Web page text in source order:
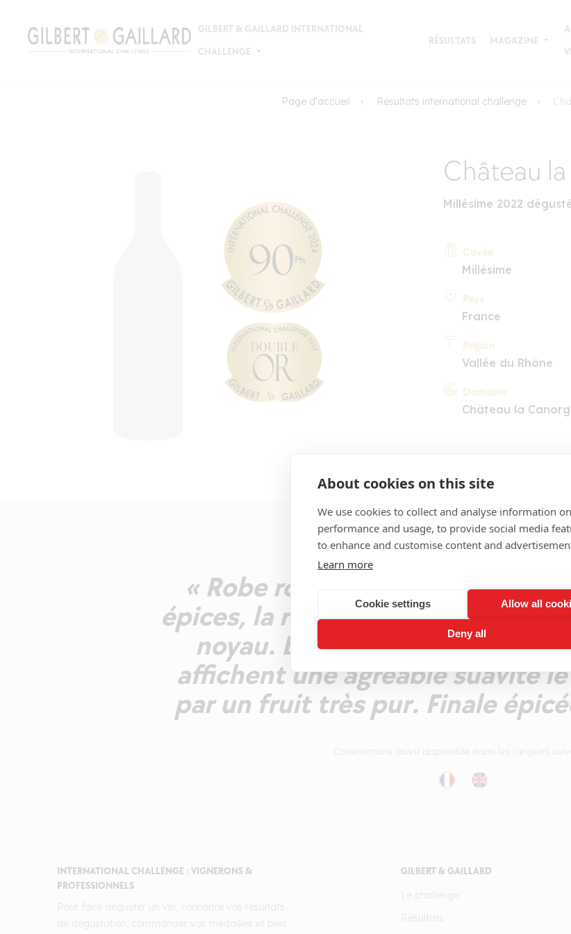
About cookies on this site
We use cookies to collect and analyse information
performance and usage, to provide social media
to enhance and customise content and
Learn more
Cookie settings Allow all
Deny all
GILBERT & GAILLARD INTERNATIONAL
CHALLENGE
RÉSULTATS MAGAZINE
Page d'accueil Résultats international challenge
Château
Millésime 2022
Cuvée
Millésime
Pays
France
Région
Vallée du Rhône
Domaine
Château la
« Robe rouge soutenu, reflets
épices, la réglisse, les
noyau. Bouche ample, solaire,
affichent une agréable suavité
par un fruit très pur. Finale
INTERNATIONAL CHALLENGE : VIGNERONS &
PROFESSIONNELS
GILBERT & GAILLARD